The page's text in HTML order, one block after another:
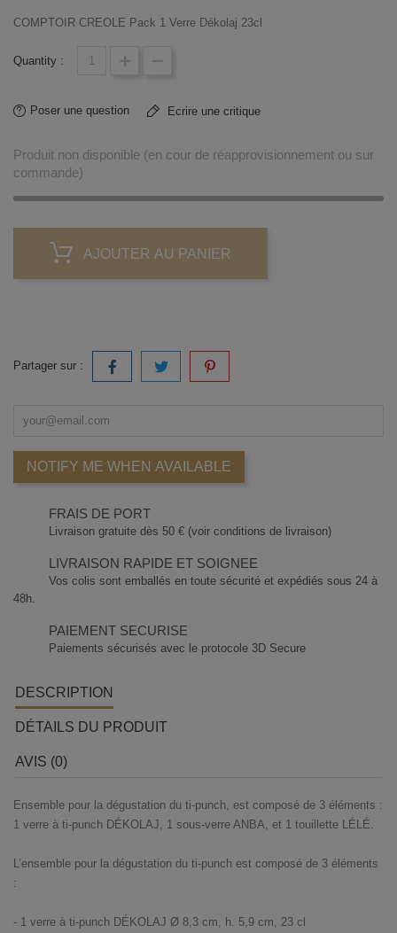
COMPTOIR CREOLE Pack 1 Verre Dékolaj 23cl
Quantity :
Poser une question Ecrire une critique
Produit non disponible (en cour de réapprovisionnement ou sur
commande)
AJOUTER AU PANIER
Partager sur :
NOTIFY ME WHEN AVAILABLE
FRAIS DE PORT
Livraison gratuite dès 50 € (voir conditions de livraison)
LIVRAISON RAPIDE ET SOIGNEE
Vos colis sont emballés en toute sécurité et expédiés sous 24 à
48h.
PAIEMENT SECURISE
Paiements sécurisés avec le protocole 3D Secure
DESCRIPTION
DÉTAILS DU PRODUIT
AVIS (0)
Ensemble pour la dégustation du ti-punch, est composé de 3 éléments :
1 verre à ti-punch DÉKOLAJ, 1 sous-verre ANBA, et 1 touillette LÉLÉ.
L’ensemble pour la dégustation du ti-punch est composé de 3 éléments
:
- 1 verre à ti-punch DÉKOLAJ Ø 8,3 cm, h. 5,9 cm, 23 cl